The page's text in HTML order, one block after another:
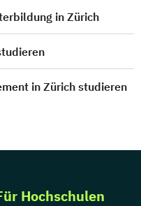
in Zürich
in Zürich studieren
Hochschulen